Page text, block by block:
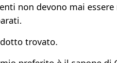
non devono mai
trovato.